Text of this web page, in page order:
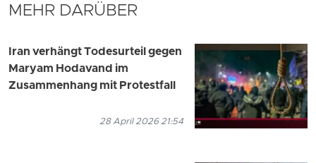
MEHR DARÜBER
Iran verhängt Todesurteil gegen
Maryam Hodavand im
Zusammenhang mit Protestfall
28 April 2026 21:54